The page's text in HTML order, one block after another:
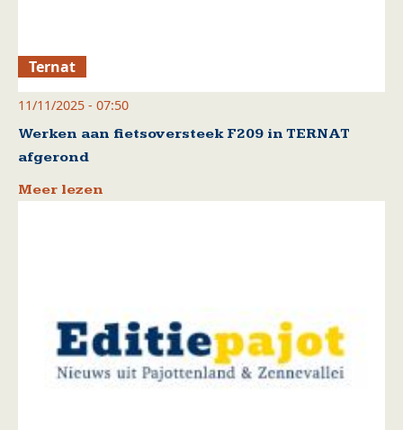
Ternat
11/11/2025 - 07:50
Werken aan fietsoversteek F209 in TERNAT
afgerond
Meer lezen